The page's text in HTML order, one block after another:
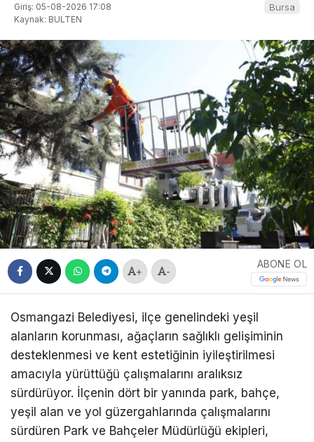
Giriş: 05-08-2026 17:08
Kaynak: BULTEN
Bursa
+ -
ABONE OL
Osmangazi Belediyesi, ilçe genelindeki yeşil
alanların korunması, ağaçların sağlıklı gelişiminin
desteklenmesi ve kent estetiğinin iyileştirilmesi
amacıyla yürüttüğü çalışmalarını aralıksız
sürdürüyor. İlçenin dört bir yanında park, bahçe,
yeşil alan ve yol güzergahlarında çalışmalarını
sürdüren Park ve Bahçeler Müdürlüğü ekipleri,